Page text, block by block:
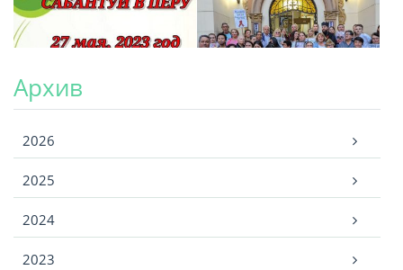
Архив
2026
2025
2024
2023